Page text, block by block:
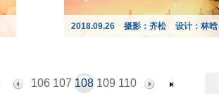
2018.09.26 摄影：齐松 设计：林晗
106 107 108 109 110